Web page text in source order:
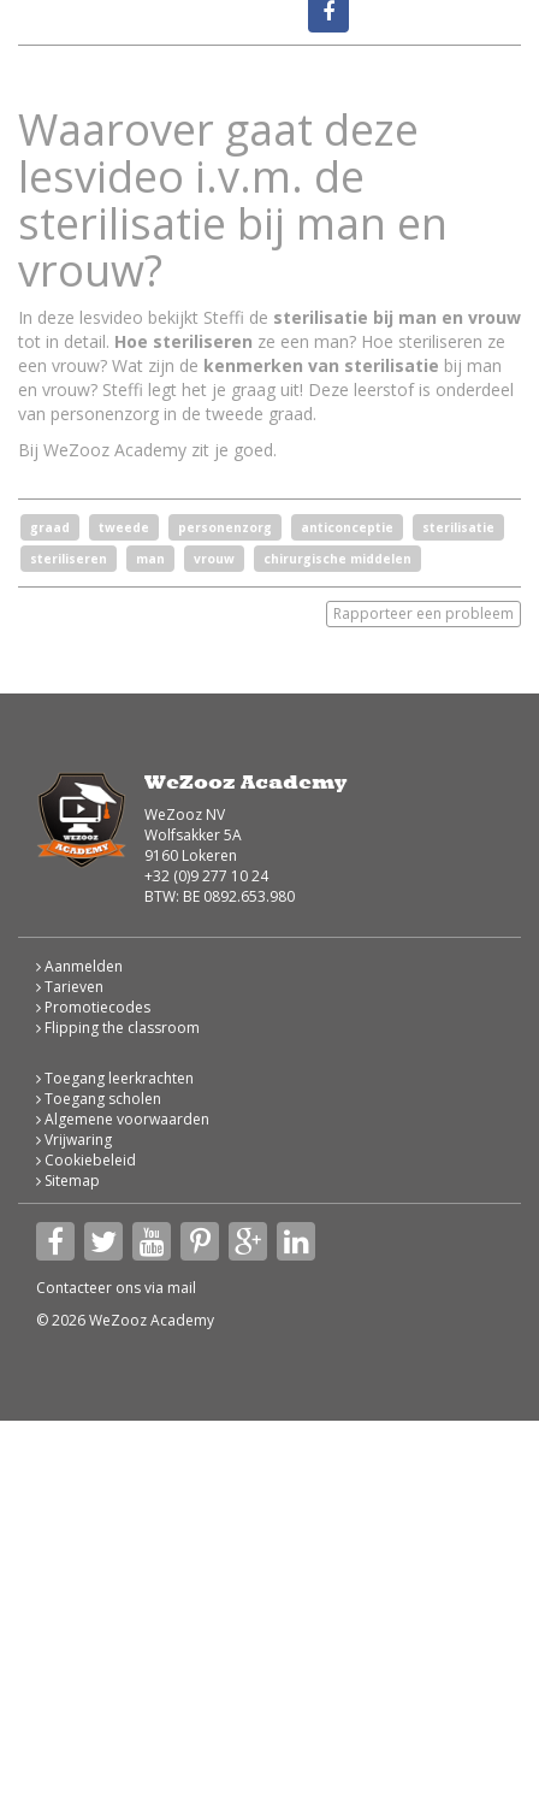
Waarover gaat deze
lesvideo i.v.m. de
sterilisatie bij man en
vrouw?
In deze lesvideo bekijkt Steffi de sterilisatie bij man en vrouw
tot in detail. Hoe steriliseren ze een man? Hoe steriliseren ze
een vrouw? Wat zijn de kenmerken van sterilisatie bij man
en vrouw? Steffi legt het je graag uit! Deze leerstof is onderdeel
van personenzorg in de tweede graad.
Bij WeZooz Academy zit je goed.
graad tweede personenzorg anticonceptie
sterilisatie
steriliseren
man vrouw chirurgische middelen
Rapporteer een probleem
WeZooz Academy
WeZooz NV
Wolfsakker 5A
9160 Lokeren
+32 (0)9 277 10 24
BTW: BE 0892.653.980
Aanmelden
Tarieven
Promotiecodes
Flipping the classroom
Toegang leerkrachten
Toegang scholen
Algemene voorwaarden
Vrijwaring
Cookiebeleid
Sitemap
Contacteer ons via mail
© 2026 WeZooz Academy